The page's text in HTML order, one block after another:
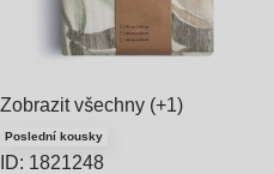
Zobrazit všechny (+1)
Poslední kousky
ID: 1821248